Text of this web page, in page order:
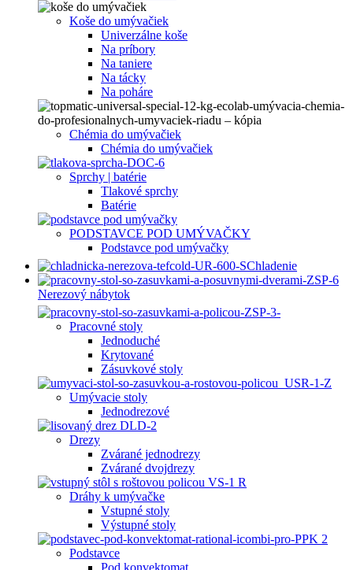
Koše do umývačiek
Univerzálne koše
Na príbory
Na taniere
Na tácky
Na poháre
Chémia do umývačiek
Chémia do umývačiek
Sprchy | batérie
Tlakové sprchy
Batérie
PODSTAVCE POD UMÝVAČKY
Podstavce pod umývačky
Chladenie
Nerezový nábytok
Pracovné stoly
Jednoduché
Krytované
Zásuvkové stoly
Umývacie stoly
Jednodrezové
Drezy
Zvárané jednodrezy
Zvárané dvojdrezy
Dráhy k umývačke
Vstupné stoly
Výstupné stoly
Podstavce
Pod konvektomat